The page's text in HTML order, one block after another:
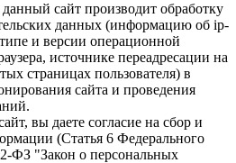
сайт производит обработку
данных (информацию об ip-
и версии операционной
источнике переадресации на
страницах пользователя) в
сайта и проведения
вы даете согласие на сбор и
(Статья 6 Федерального
ФЗ "Закон о персональных